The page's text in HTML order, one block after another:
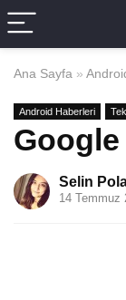
Ana Sayfa »
Android Haberleri
Selin
14 Temmuz